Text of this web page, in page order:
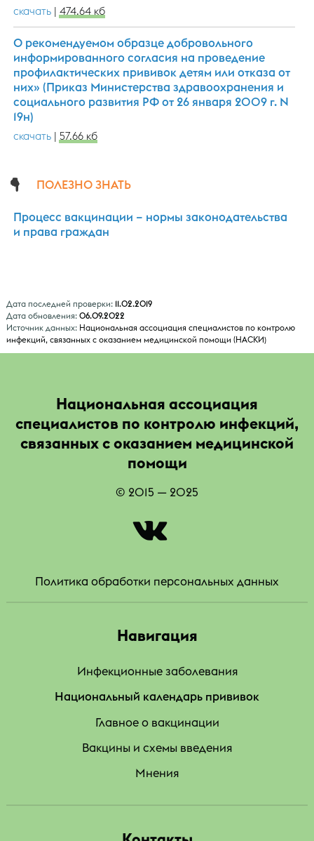
скачать| 474.64 кб
О рекомендуемом образце добровольного
информированного согласия на проведение
профилактических прививок детям или отказа от
них» (Приказ Министерства здравоохранения и
социального развития РФ от 26 января 2009 г. N
19н)
скачать| 57.66 кб
ПОЛЕЗНО ЗНАТЬ
Процесс вакцинации – нормы законодательства
и права граждан
Дата последней проверки: 11.02.2019
Дата обновления: 06.09.2022
Источник данных: Национальная ассоциация специалистов по контролю
инфекций, связанных с оказанием медицинской помощи (НАСКИ)
Национальная ассоциация
специалистов по контролю инфекций,
связанных с оказанием медицинской
помощи
© 2015 — 2025
|
Политика обработки персональных данных
Навигация
Инфекционные заболевания
Национальный календарь прививок
Главное о вакцинации
Вакцины и схемы введения
Мнения